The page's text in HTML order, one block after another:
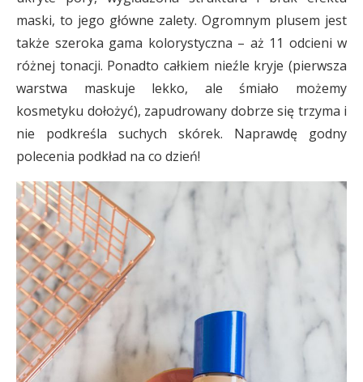
maski, to jego główne zalety. Ogromnym plusem jest
także szeroka gama kolorystyczna – aż 11 odcieni w
różnej tonacji. Ponadto całkiem nieźle kryje (pierwsza
warstwa maskuje lekko, ale śmiało możemy
kosmetyku dołożyć), zapudrowany dobrze się trzyma i
nie podkreśla suchych skórek. Naprawdę godny
polecenia podkład na co dzień!